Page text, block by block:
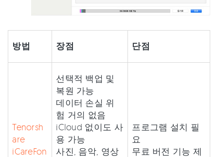
방법 장점 단점
Tenorsh
are
iCareFon
선택적 백업 및
복원 가능
데이터 손실 위
험 거의 없음
iCloud 없이도 사
용 가능
사진, 음악, 영상
프로그램 설치 필
요
무료 버전 기능 제